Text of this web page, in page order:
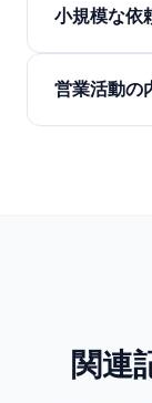
小規模な依
営業活動の
関連